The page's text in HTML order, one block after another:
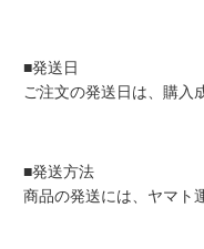
■発送日
ご注文の発送日は、購入
■発送方法
商品の発送には、ヤマト